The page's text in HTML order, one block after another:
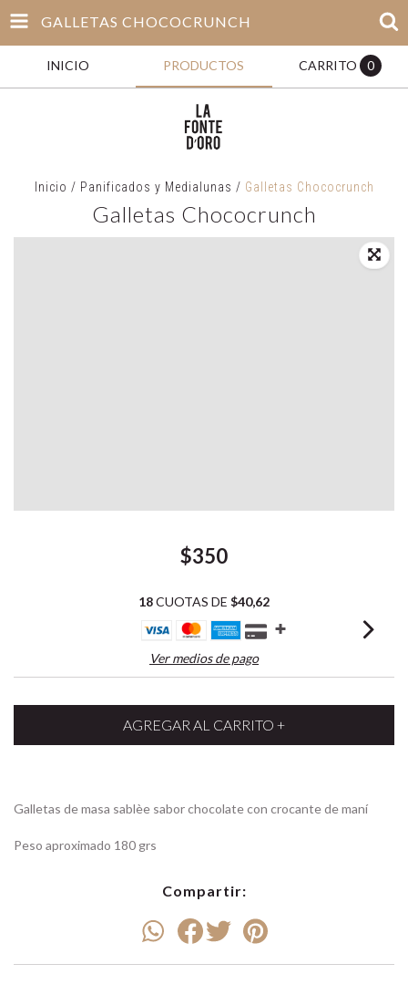
GALLETAS CHOCOCRUNCH
INICIO PRODUCTOS CARRITO 0
Inicio / Panificados y Medialunas / Galletas Chococrunch
Galletas Chococrunch
$350
18CUOTAS DE $40,62
Ver medios de pago
Galletas de masa sablèe sabor chocolate con crocante de maní
Peso aproximado 180 grs
Compartir: